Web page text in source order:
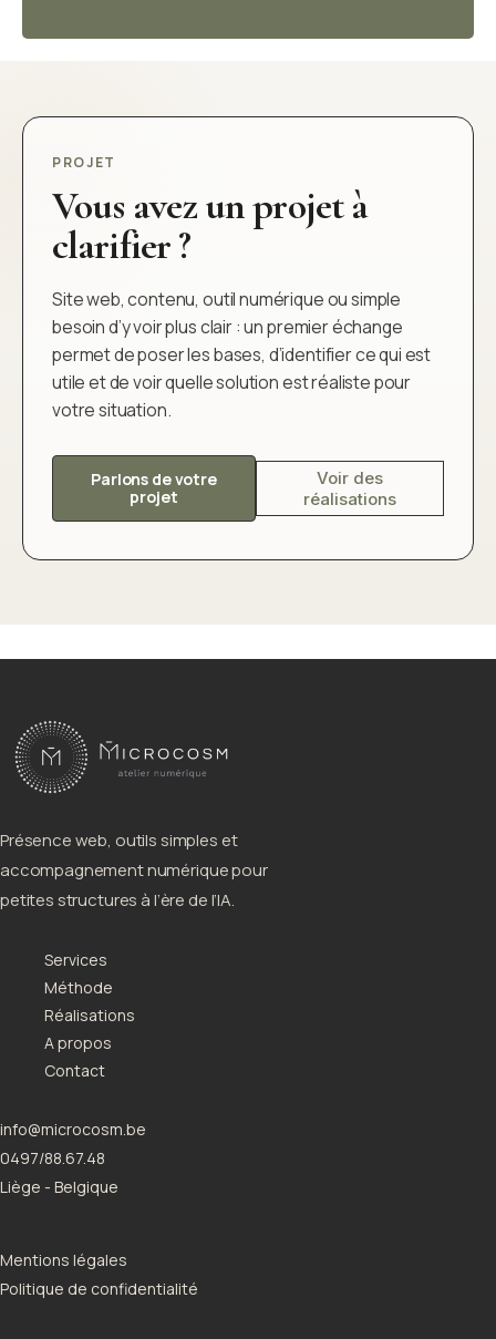
PROJET
Vous avez un projet à
clarifier ?
Site web, contenu, outil numérique ou simple
besoin d’y voir plus clair : un premier échange
permet de poser les bases, d’identifier ce qui est
utile et de voir quelle solution est réaliste pour
votre situation.
Parlons de votre
projet
Voir des
réalisations
Présence web, outils simples et
accompagnement numérique pour
petites structures à l’ère de l’IA.
Services
Méthode
Réalisations
A propos
Contact
info@microcosm.be
0497/88.67.48
Liège - Belgique
Mentions légales
Politique de confidentialité